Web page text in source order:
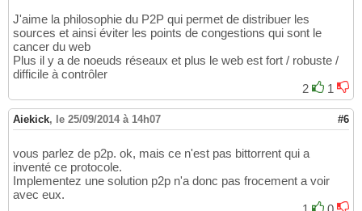
J'aime la philosophie du P2P qui permet de distribuer les
sources et ainsi éviter les points de congestions qui sont le
cancer du web
Plus il y a de noeuds réseaux et plus le web est fort / robuste /
difficile à contrôler
2
1
Aiekick, le 25/09/2014 à 14h07 #6
vous parlez de p2p. ok, mais ce n'est pas bittorrent qui a
inventé ce protocole.
Implementez une solution p2p n'a donc pas frocement a voir
avec eux.